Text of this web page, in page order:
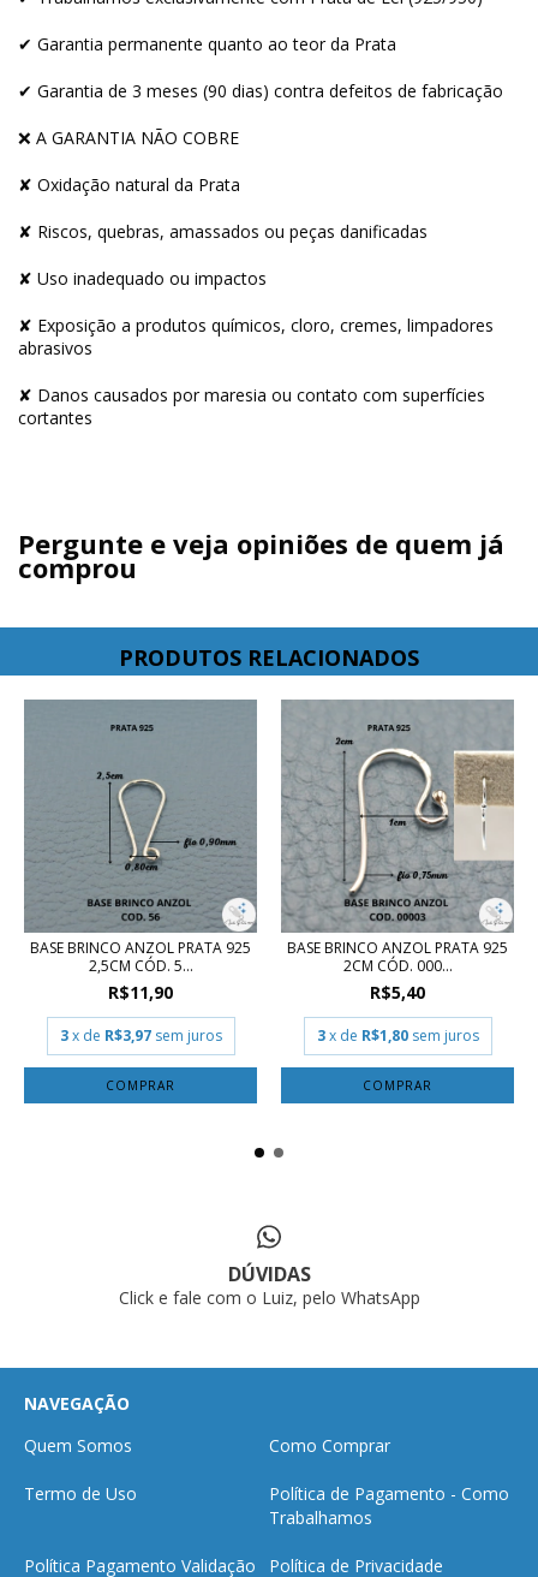
✔ Garantia permanente quanto ao teor da Prata
✔ Garantia de 3 meses (90 dias) contra defeitos de fabricação
❌ A GARANTIA NÃO COBRE
✘ Oxidação natural da Prata
✘ Riscos, quebras, amassados ou peças danificadas
✘ Uso inadequado ou impactos
✘ Exposição a produtos químicos, cloro, cremes, limpadores
abrasivos
✘ Danos causados por maresia ou contato com superfícies
cortantes
Pergunte e veja opiniões de quem já
comprou
PRODUTOS RELACIONADOS
BASE BRINCO ANZOL PRATA 925
2,5CM CÓD. 5...
R$11,90
3 x de R$3,97 sem juros
COMPRAR
BASE BRINCO ANZOL PRATA 925
2CM CÓD. 000...
R$5,40
3 x de R$1,80 sem juros
COMPRAR
DÚVIDAS
Click e fale com o Luiz, pelo WhatsApp
NAVEGAÇÃO
Quem Somos
Como Comprar
Termo de Uso
Política de Pagamento - Como
Trabalhamos
Política Pagamento Validação
Política de Privacidade